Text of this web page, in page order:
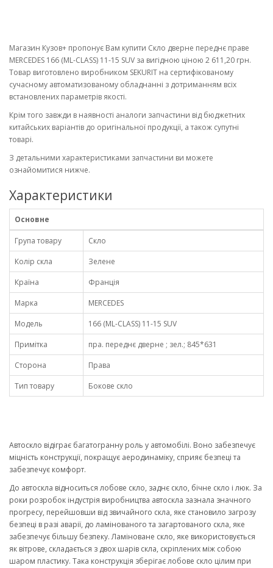
Магазин Кузов+ пропонує Вам купити Скло дверне переднє праве
MERCEDES 166 (ML-CLASS) 11-15 SUV за вигідною ціною 2 611,20 грн.
Товар виготовлено виробником SEKURIT на сертифікованому
сучасному автоматизованому обладнанні з дотриманням всіх
встановлених параметрів якості.
Крім того завжди в наявності аналоги запчастини від бюджетних
китайських варіантів до оригінальної продукції, а також супутні
товарі.
З детальними характеристиками запчастини ви можете
ознайомитися нижче.
Характеристики
Основне
Група товару
Скло
Колір скла
Зелене
Країна
Франція
Марка
MERCEDES
Модель
166 (ML-CLASS) 11-15 SUV
Примітка
пра. переднє дверне ; зел.; 845*631
Сторона
Права
Тип товару
Бокове скло
Автоскло відіграє багатогранну роль у автомобілі. Воно забезпечує
міцність конструкції, покращує аеродинаміку, сприяє безпеці та
забезпечує комфорт.
До автоскла відноситься лобове скло, заднє скло, бічне скло і люк. За
роки розробок індустрія виробництва автоскла зазнала значного
прогресу, перейшовши від звичайного скла, яке становило загрозу
безпеці в разі аварії, до ламінованого та загартованого скла, яке
забезпечує більшу безпеку. Ламіноване скло, яке використовується
як вітрове, складається з двох шарів скла, скріплених між собою
шаром пластику. Така конструкція зберігає лобове скло цілим при